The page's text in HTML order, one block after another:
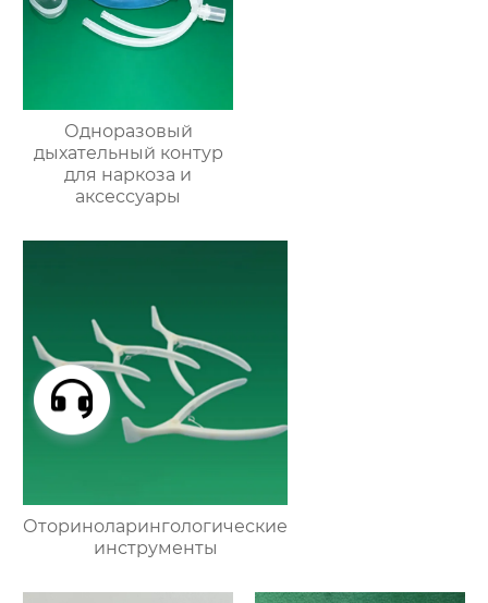
Одноразовый
дыхательный контур
для наркоза и
аксессуары
Оториноларингологические
инструменты